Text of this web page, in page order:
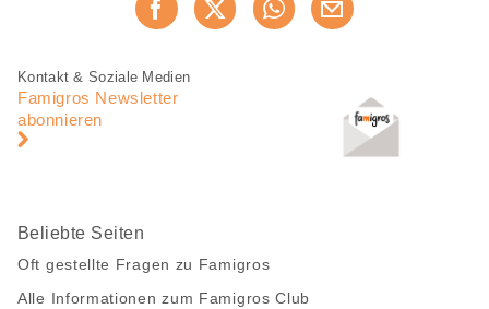
Jetzt weiterempfehlen
Fusszeile
Fusszeile
Navigation
Kontakt & Soziale Medien
Famigros Newsletter
abonnieren
Beliebte Seiten
Oft gestellte Fragen zu Famigros
Alle Informationen zum Famigros Club